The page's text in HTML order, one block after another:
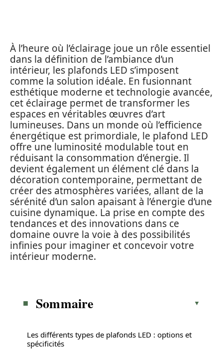
À l’heure où l’éclairage joue un rôle essentiel
dans la définition de l’ambiance d’un
intérieur, les plafonds LED s’imposent
comme la solution idéale. En fusionnant
esthétique moderne et technologie avancée,
cet éclairage permet de transformer les
espaces en véritables œuvres d’art
lumineuses. Dans un monde où l’efficience
énergétique est primordiale, le plafond LED
offre une luminosité modulable tout en
réduisant la consommation d’énergie. Il
devient également un élément clé dans la
décoration contemporaine, permettant de
créer des atmosphères variées, allant de la
sérénité d’un salon apaisant à l’énergie d’une
cuisine dynamique. La prise en compte des
tendances et des innovations dans ce
domaine ouvre la voie à des possibilités
infinies pour imaginer et concevoir votre
intérieur moderne.
Sommaire
Les différents types de plafonds LED : options et
spécificités